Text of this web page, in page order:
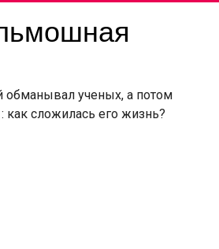
обманывал ученых, а потом
как сложилась его жизнь?